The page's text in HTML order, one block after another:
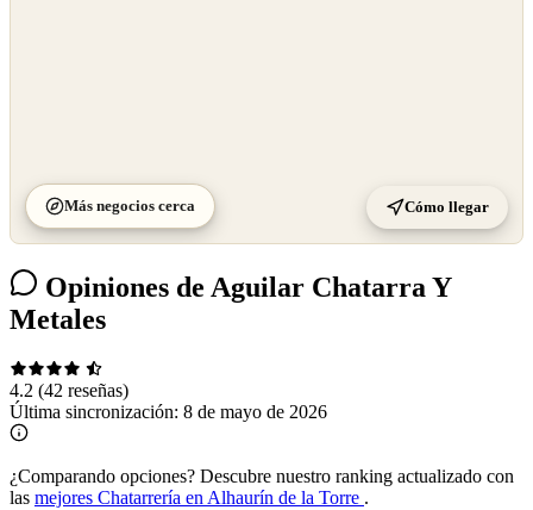
Más negocios cerca Cómo llegar
Opiniones de Aguilar Chatarra Y
Metales
4.2 (42 reseñas)
Última sincronización: 8 de mayo de 2026
¿Comparando opciones? Descubre nuestro ranking actualizado con
las mejores Chatarrería en Alhaurín de la Torre .